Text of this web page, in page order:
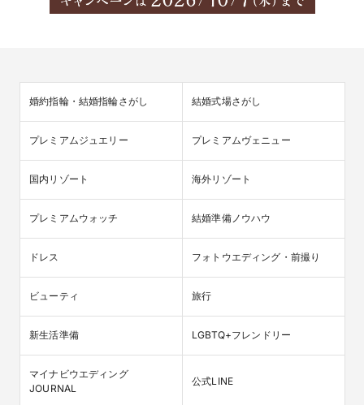
婚約指輪・結婚指輪さがし 結婚式場さがし
プレミアムジュエリー プレミアムヴェニュー
国内リゾート 海外リゾート
プレミアムウォッチ 結婚準備ノウハウ
ドレス フォトウエディング・前撮り
ビューティ 旅行
新生活準備 LGBTQ+フレンドリー
マイナビウエディング
JOURNAL
公式LINE